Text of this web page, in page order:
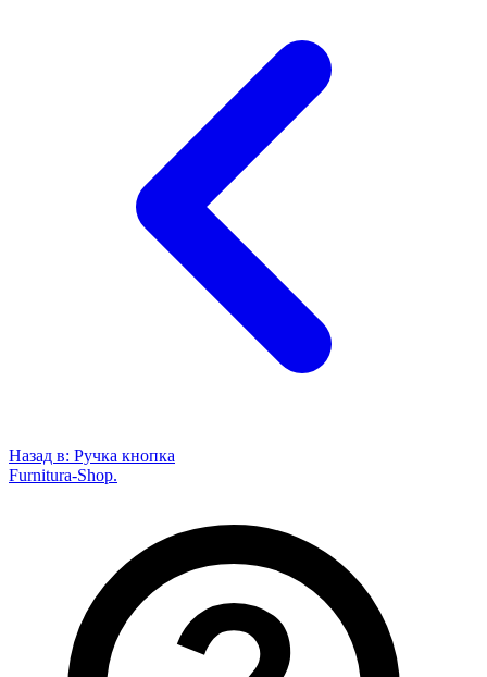
Назад в: Ручка кнопка
Furnitura-Shop.